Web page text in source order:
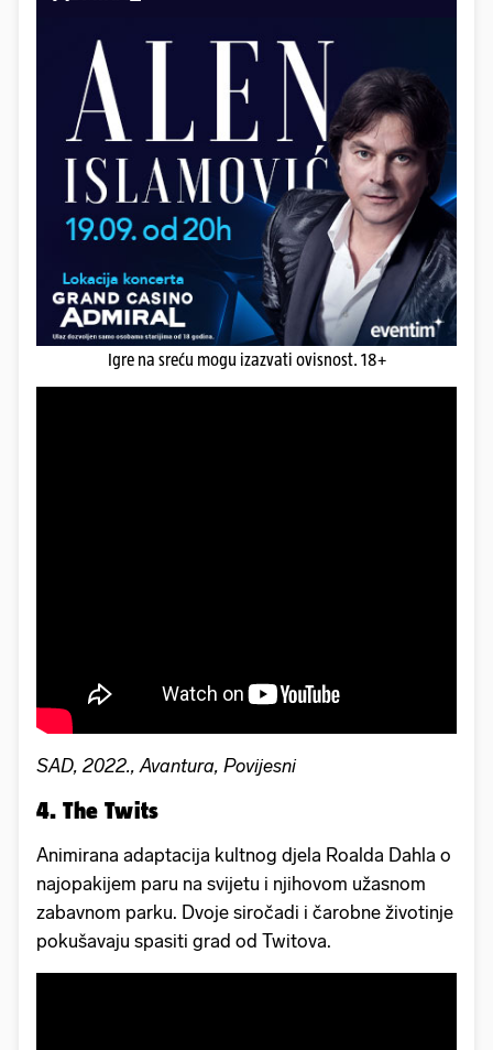
Igre na sreću mogu izazvati ovisnost. 18+
SAD, 2022., Avantura, Povijesni
4. The Twits
Animirana adaptacija kultnog djela Roalda Dahla o
najopakijem paru na svijetu i njihovom užasnom
zabavnom parku. Dvoje siročadi i čarobne životinje
pokušavaju spasiti grad od Twitova.